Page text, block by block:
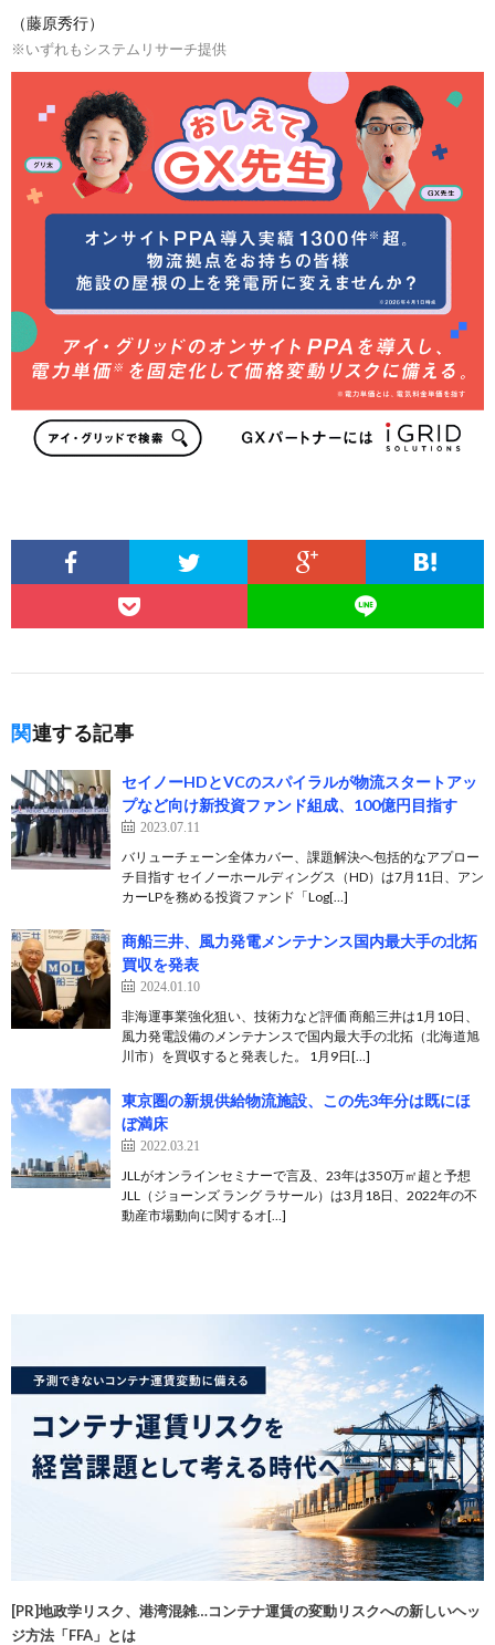
（藤原秀行）
※いずれもシステムリサーチ提供
関連する記事
セイノーHDとVCのスパイラルが物流スタートアッ
プなど向け新投資ファンド組成、100億円目指す
2023.07.11
バリューチェーン全体カバー、課題解決へ包括的なアプロー
チ目指す セイノーホールディングス（HD）は7月11日、アン
カーLPを務める投資ファンド「Log[…]
商船三井、風力発電メンテナンス国内最大手の北拓
買収を発表
2024.01.10
非海運事業強化狙い、技術力など評価 商船三井は1月10日、
風力発電設備のメンテナンスで国内最大手の北拓（北海道旭
川市）を買収すると発表した。 1月9日[…]
東京圏の新規供給物流施設、この先3年分は既にほ
ぼ満床
2022.03.21
JLLがオンラインセミナーで言及、23年は350万㎡超と予想
JLL（ジョーンズ ラング ラサール）は3月18日、2022年の不
動産市場動向に関するオ[…]
[PR]地政学リスク、港湾混雑…コンテナ運賃の変動リスクへの新しいヘッ
ジ方法「FFA」とは